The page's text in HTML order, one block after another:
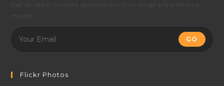
GO
Flickr Photos